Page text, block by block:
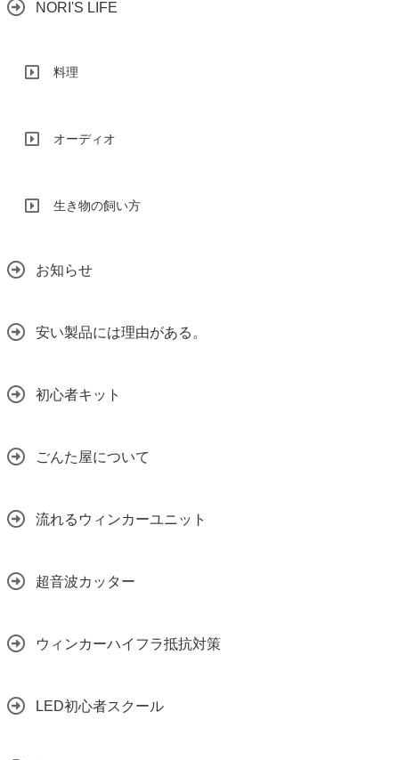
NORI'S LIFE
料理
オーディオ
生き物の飼い方
お知らせ
安い製品には理由がある。
初心者キット
ごんた屋について
流れるウィンカーユニット
超音波カッター
ウィンカーハイフラ抵抗対策
LED初心者スクール